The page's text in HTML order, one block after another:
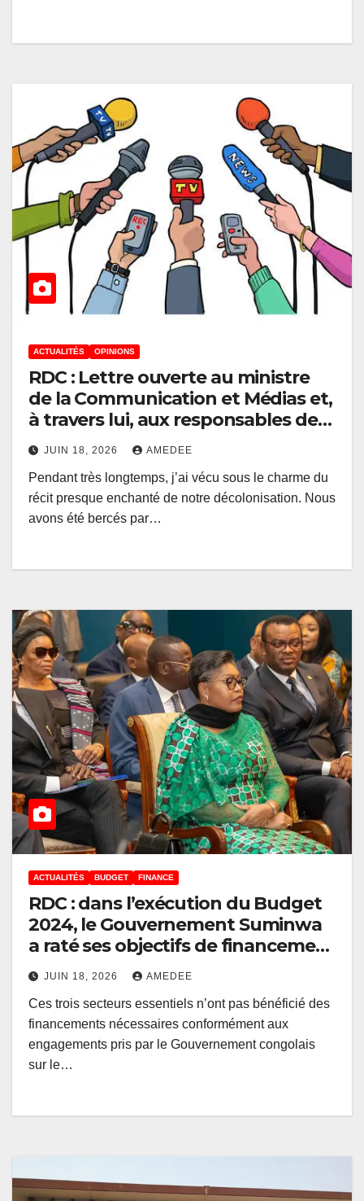
ACTUALITÉS OPINIONS
RDC : Lettre ouverte au ministre
de la Communication et Médias et,
à travers lui, aux responsables des
médias audiovisuels publics et
privés
JUIN 18, 2026 AMEDEE
Pendant très longtemps, j’ai vécu sous le charme du
récit presque enchanté de notre décolonisation. Nous
avons été bercés par…
ACTUALITÉS BUDGET FINANCE
RDC : dans l’exécution du Budget
2024, le Gouvernement Suminwa
a raté ses objectifs de financement
sur la Santé, l’Education et
l’Agriculture (Cour des comptes)
JUIN 18, 2026 AMEDEE
Ces trois secteurs essentiels n’ont pas bénéficié des
financements nécessaires conformément aux
engagements pris par le Gouvernement congolais
sur le…